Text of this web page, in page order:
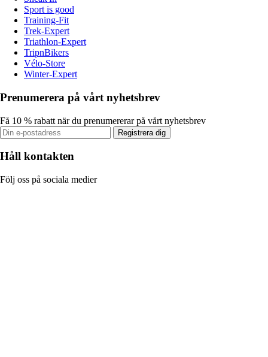
Sport is good
Training-Fit
Trek-Expert
Triathlon-Expert
TripnBikers
Vélo-Store
Winter-Expert
Prenumerera på vårt nyhetsbrev
Få 10 % rabatt när du prenumererar på vårt nyhetsbrev
Registrera dig
Håll kontakten
Följ oss på sociala medier